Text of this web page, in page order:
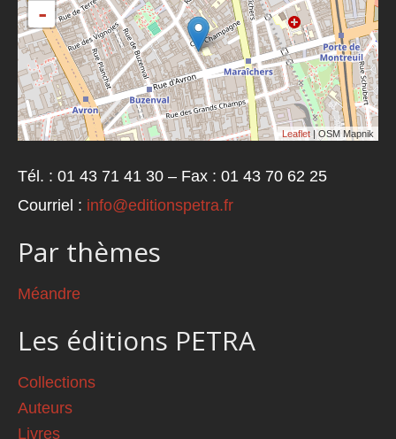
-
Leaflet | OSM Mapnik
Tél. : 01 43 71 41 30 – Fax : 01 43 70 62 25
Courriel : info@editionspetra.fr
Par thèmes
Méandre
Les éditions PETRA
Collections
Auteurs
Livres